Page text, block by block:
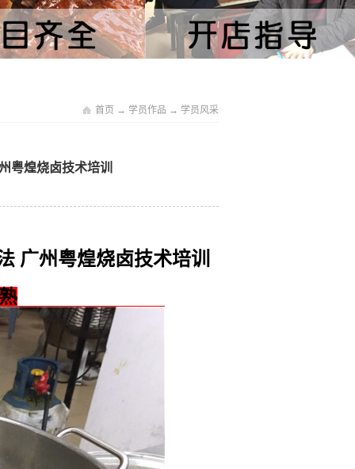
首页 → 学员作品 → 学员风采
粤煌烧卤技术培训
广州粤煌烧卤技术培训